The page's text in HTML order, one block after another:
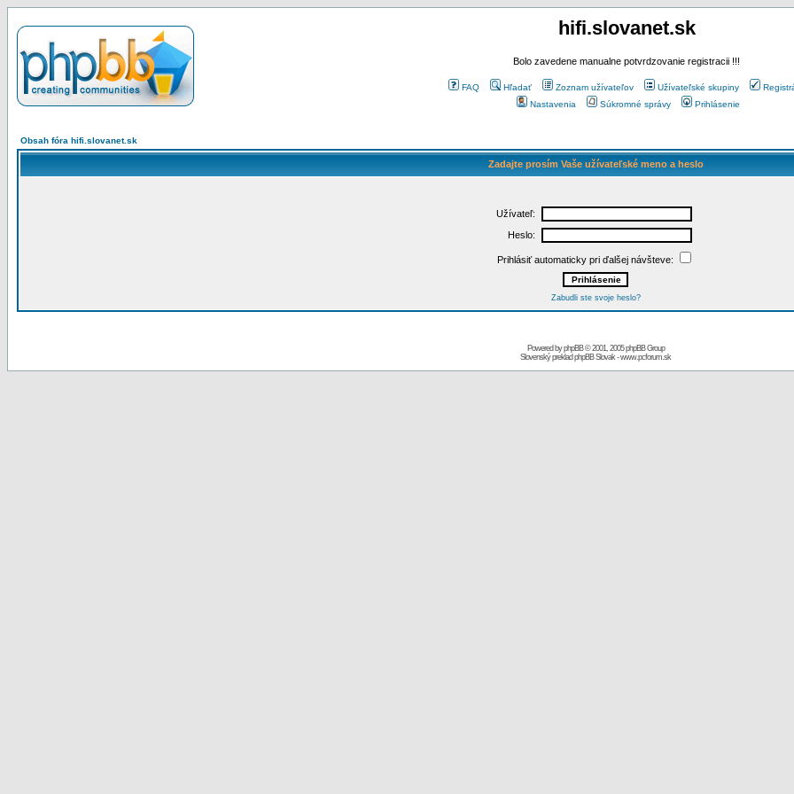
hifi.slovanet.sk
Bolo zavedene manualne potvrdzovanie registracii !!!
FAQ Hľadať Zoznam užívateľov Užívateľské skupiny
Nastavenia
Súkromné správy Prihlásenie
Obsah fóra hifi.slovanet.sk
Zadajte prosím Vaše užívateľské meno a heslo
Užívateľ:
Heslo:
Prihlásiť automaticky pri ďalšej návšteve:
Zabudli ste svoje heslo?
Powered byphpBB© 2001, 2005 phpBB Group
Slovenský preklad phpBB Slovak-www.pcforum.sk